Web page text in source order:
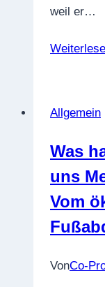
weil er…
Allgemein
Was
uns
Vom
VonCo-